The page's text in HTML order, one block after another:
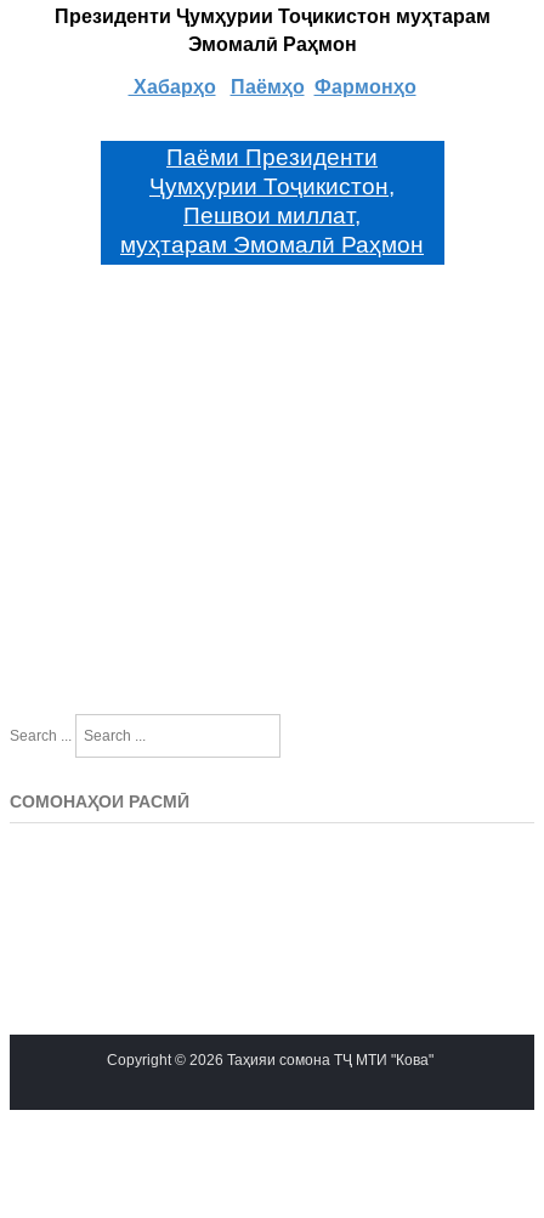
Президенти Ҷумҳурии Тоҷикистон муҳтарам
Эмомалӣ Раҳмон
Хабарҳо Паёмҳо Фармонҳо
Паёми Президенти
Ҷумҳурии Тоҷикистон,
Пешвои миллат,
муҳтарам Эмомалӣ Раҳмон
Search ...
СОМОНАҲОИ РАСМӢ
Copyright © 2026 Таҳияи сомона ТҶ МТИ "Кова"